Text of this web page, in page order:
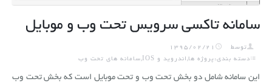
سامانه تاکسی سرویس تحت وب و موبایل
توسط
1395/02/21
دسته بندی:پروژه ها,اندروید و IOS,سامانه های تحت وب
این سامانه شامل دو بخش تحت وب و تحت موبایل است که بخش تحت وب